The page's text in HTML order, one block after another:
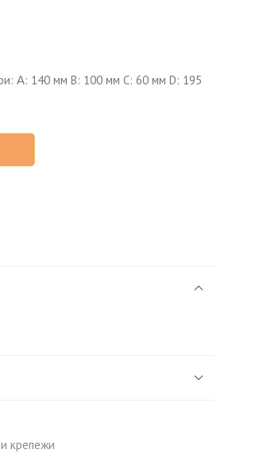
Α: 140 мм B: 100 мм C: 60 мм D: 195
крепежи